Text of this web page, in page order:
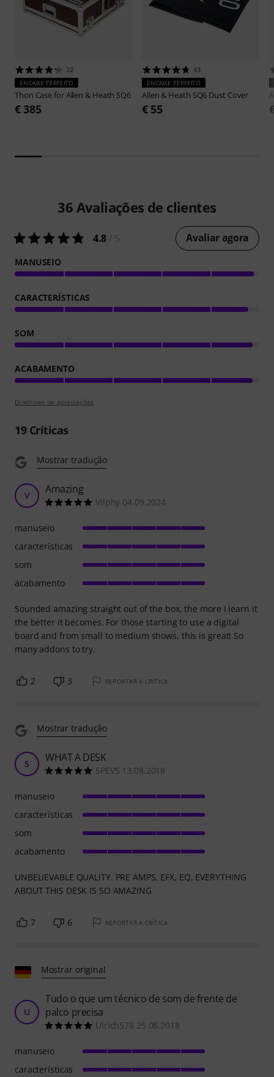
22
ENCAIXE PERFEITO
Thon Case for Allen & Heath SQ6
€ 385
43
ENCAIXE PERFEITO
Allen & Heath SQ6 Dust Cover
€ 55
36 Avaliações de clientes
4.8 Avaliar agora
MANUSEIO
CARACTERÍSTICAS
SOM
ACABAMENTO
Diretrizes de apreciações
19Críticas
Mostrar tradução
V Amazing
Vilphy 04.09.2024
Sounded amazing straight out of the box, the more I learn it
the better it becomes. For those starting to use a digital
board and from small to medium shows, this is great! So
many addons to try.
manuseio
características
som
acabamento
2 3 REPORTAR A CRÍTICA
Mostrar tradução
S WHAT A DESK
SPEVS 13.08.2018
UNBELIEVABLE QUALITY. PRE AMPS, EFX, EQ, EVERYTHING
ABOUT THIS DESK IS SO AMAZING
manuseio
características
som
acabamento
7 6 REPORTAR A CRÍTICA
Mostrar original
U
Tudo o que um técnico de som de frente de
palco precisa
Ulrich578 25.08.2018
manuseio
características